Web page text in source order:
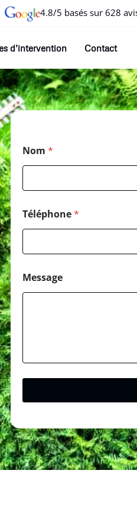
4.8/5 basés sur 628
d’intervention Contact
Nom *
Téléphone*
Message